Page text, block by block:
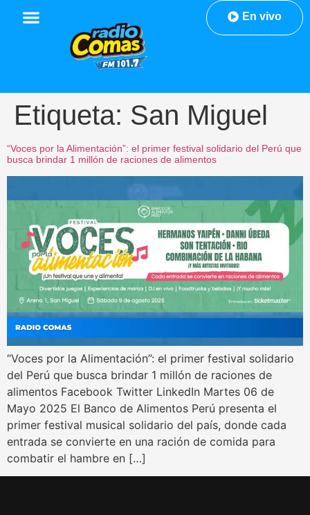
En vivo
Etiqueta: San Miguel
“Voces por la Alimentación”: el primer festival solidario del Perú que
busca brindar 1 millón de raciones de alimentos
“Voces por la Alimentación”: el primer festival solidario
del Perú que busca brindar 1 millón de raciones de
alimentos Facebook Twitter LinkedIn Martes 06 de
Mayo 2025 El Banco de Alimentos Perú presenta el
primer festival musical solidario del país, donde cada
entrada se convierte en una ración de comida para
combatir el hambre en […]